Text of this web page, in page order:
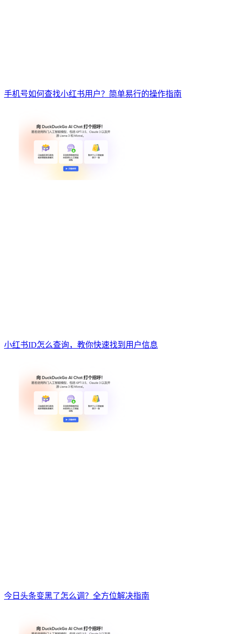
手机号如何查找小红书用户？简单易行的操作指南
小红书ID怎么查询，教你快速找到用户信息
今日头条变黑了怎么调？全方位解决指南